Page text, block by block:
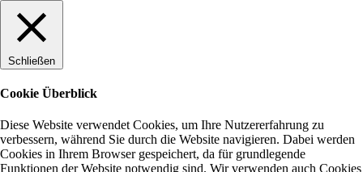
Schließen
Cookie Überblick
Diese Website verwendet Cookies, um Ihre Nutzererfahrung zu
verbessern, während Sie durch die Website navigieren. Dabei werden
Cookies in Ihrem Browser gespeichert, da für grundlegende
Funktionen der Website notwendig sind. Wir verwenden auch Cookies